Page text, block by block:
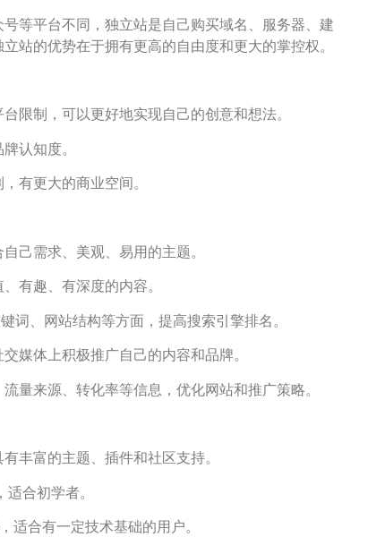
等平台不同，独立站是自己购买域名、服务器、建
站的优势在于拥有更高的自由度和更大的掌控权。
限制，可以更好地实现自己的创意和想法。
认知度。
有更大的商业空间。
己需求、美观、易用的主题。
有趣、有深度的内容。
词、网站结构等方面，提高搜索引擎排名。
媒体上积极推广自己的内容和品牌。
量来源、转化率等信息，优化网站和推广策略。
丰富的主题、插件和社区支持。
合初学者。
适合有一定技术基础的用户。